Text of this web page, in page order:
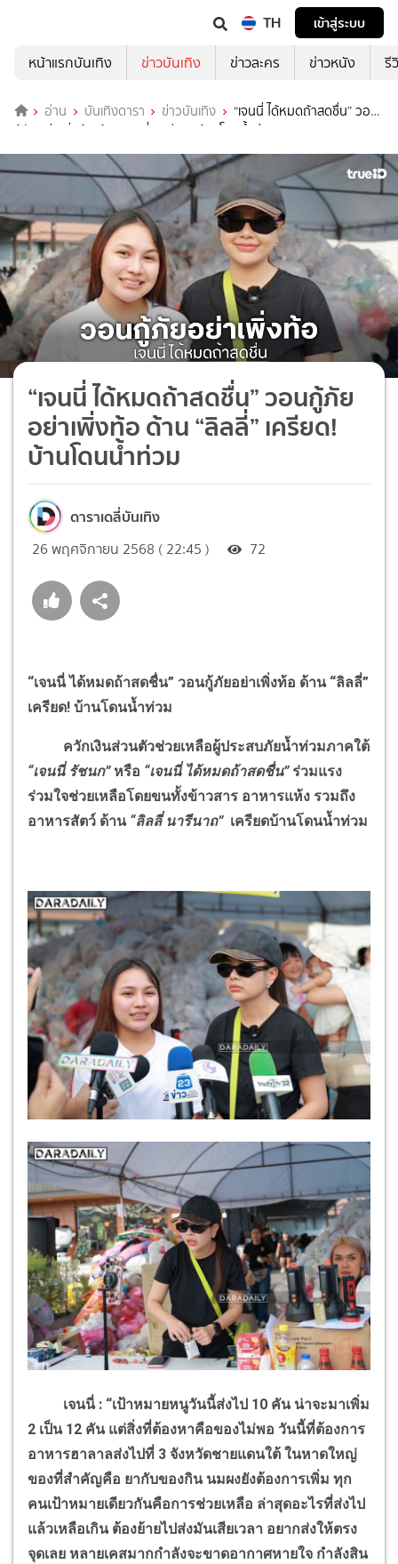
TH
เข้าสู่ระบบ
หน้าแรกบันเทิง
ข่าวบันเทิง ข่าวละคร ข่าวหนัง รี
อ่าน บันเทิงดารา ข่าวบันเทิง
“เจนนี่ ได้หมดถ้าสดชื่น” วอน
กู้ภัยอย่าเพิ่งท้อ ด้าน “ลิลลี่” เครียด! บ้านโดนน้ำท่วม
“เจนนี่ ได้หมดถ้าสดชื่น” วอนกู้ภัย
อย่าเพิ่งท้อ ด้าน “ลิลลี่” เครียด!
บ้านโดนน้ำท่วม
ดาราเดลี่บันเทิง
26 พฤศจิกายน 2568 ( 22:45 ) 72
“เจนนี่ ได้หมดถ้าสดชื่น” วอนกู้ภัยอย่าเพิ่งท้อ ด้าน “ลิลลี่”
เครียด! บ้านโดนน้ำท่วม
ควักเงินส่วนตัวช่วยเหลือผู้ประสบภัยน้ำท่วมภาคใต้
“เจนนี่ รัชนก”หรือ “เจนนี่ ได้หมดถ้าสดชื่น”ร่วมแรง
ร่วมใจช่วยเหลือโดยขนทั้งข้าวสาร อาหารแห้ง รวมถึง
อาหารสัตว์ ด้าน “ลิลลี่ นารีนาถ”เครียดบ้านโดนน้ำท่วม
เจนนี่ : “เป้าหมายหนูวันนี้ส่งไป 10 คัน น่าจะมาเพิ่ม
2 เป็น 12 คัน แต่สิ่งที่ต้องหาคือของไม่พอ วันนี้ที่ต้องการ
อาหารฮาลาลส่งไปที่ 3 จังหวัดชายแดนใต้ ในหาดใหญ่
ของที่สำคัญคือ ยากับของกิน นมผงยังต้องการเพิ่ม ทุก
คนเป้าหมายเดียวกันคือการช่วยเหลือ ล่าสุดอะไรที่ส่งไป
แล้วเหลือเกิน ต้องย้ายไปส่งมันเสียเวลา อยากส่งให้ตรง
จุดเลย หลายเคสมากกำลังจะขาดอากาศหายใจ กำลังสิน